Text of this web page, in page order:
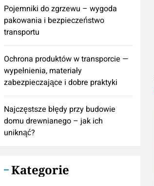
Pojemniki do zgrzewu – wygoda
pakowania i bezpieczeństwo
transportu
Ochrona produktów w transporcie —
wypełnienia, materiały
zabezpieczające i dobre praktyki
Najczęstsze błędy przy budowie
domu drewnianego – jak ich
uniknąć?
Kategorie